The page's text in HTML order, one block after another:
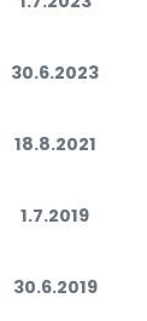
30.6.2023
18.8.2021
1.7.2019
30.6.2019